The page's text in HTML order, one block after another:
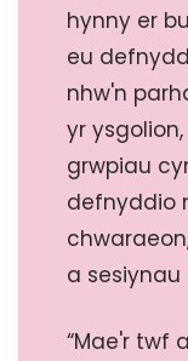
hynny er
eu
nhw'n
yr
grwpiau
defnyddio
a sesiynau
“Mae'r twf